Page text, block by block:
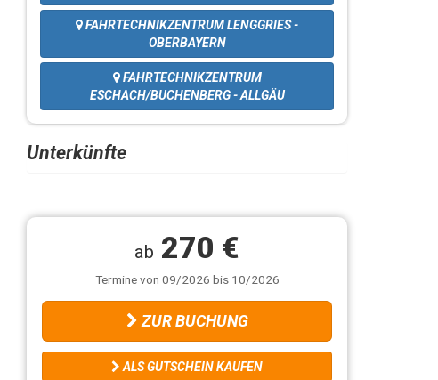
FAHRTECHNIKZENTRUM LENGGRIES -
OBERBAYERN
FAHRTECHNIKZENTRUM
ESCHACH/BUCHENBERG - ALLGÄU
Unterkünfte
ab 270 €
Termine von 09/2026 bis 10/2026
ZUR BUCHUNG
ALS GUTSCHEIN KAUFEN